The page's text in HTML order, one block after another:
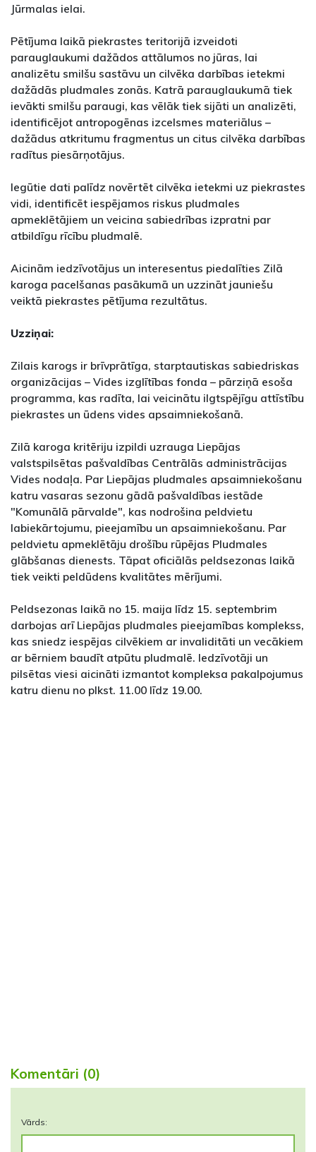
Jūrmalas ielai.
Pētījuma laikā piekrastes teritorijā izveidoti
parauglaukumi dažādos attālumos no jūras, lai
analizētu smilšu sastāvu un cilvēka darbības ietekmi
dažādās pludmales zonās. Katrā parauglaukumā tiek
ievākti smilšu paraugi, kas vēlāk tiek sijāti un analizēti,
identificējot antropogēnas izcelsmes materiālus –
dažādus atkritumu fragmentus un citus cilvēka darbības
radītus piesārņotājus.
Iegūtie dati palīdz novērtēt cilvēka ietekmi uz piekrastes
vidi, identificēt iespējamos riskus pludmales
apmeklētājiem un veicina sabiedrības izpratni par
atbildīgu rīcību pludmalē.
Aicinām iedzīvotājus un interesentus piedalīties Zilā
karoga pacelšanas pasākumā un uzzināt jauniešu
veiktā piekrastes pētījuma rezultātus.
Uzziņai:
Zilais karogs ir brīvprātīga, starptautiskas sabiedriskas
organizācijas – Vides izglītības fonda – pārziņā esoša
programma, kas radīta, lai veicinātu ilgtspējīgu attīstību
piekrastes un ūdens vides apsaimniekošanā.
Zilā karoga kritēriju izpildi uzrauga Liepājas
valstspilsētas pašvaldības Centrālās administrācijas
Vides nodaļa. Par Liepājas pludmales apsaimniekošanu
katru vasaras sezonu gādā pašvaldības iestāde
"Komunālā pārvalde", kas nodrošina peldvietu
labiekārtojumu, pieejamību un apsaimniekošanu. Par
peldvietu apmeklētāju drošību rūpējas Pludmales
glābšanas dienests. Tāpat oficiālās peldsezonas laikā
tiek veikti peldūdens kvalitātes mērījumi.
Peldsezonas laikā no 15. maija līdz 15. septembrim
darbojas arī Liepājas pludmales pieejamības komplekss,
kas sniedz iespējas cilvēkiem ar invaliditāti un vecākiem
ar bērniem baudīt atpūtu pludmalē. Iedzīvotāji un
pilsētas viesi aicināti izmantot kompleksa pakalpojumus
katru dienu no plkst. 11.00 līdz 19.00.
Komentāri (0)
Vārds: